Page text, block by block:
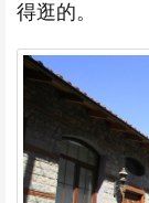
得逛的。